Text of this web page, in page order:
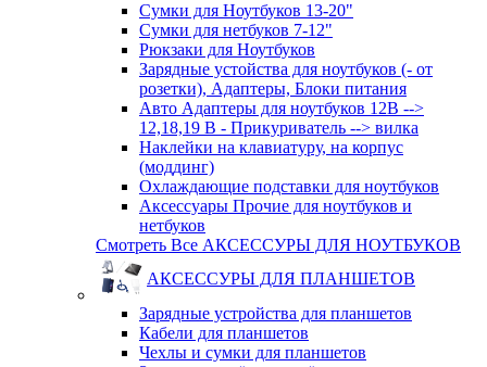
Сумки для Ноутбуков 13-20"
Сумки для нетбуков 7-12"
Рюкзаки для Ноутбуков
Зарядные устойства для ноутбуков (- от
розетки), Адаптеры, Блоки питания
Авто Адаптеры для ноутбуков 12В -->
12,18,19 В - Прикуриватель --> вилка
Наклейки на клавиатуру, на корпус
(моддинг)
Охлаждающие подставки для ноутбуков
Аксессуары Прочие для ноутбуков и
нетбуков
Смотреть Все АКСЕССУРЫ ДЛЯ НОУТБУКОВ
АКСЕССУРЫ ДЛЯ ПЛАНШЕТОВ
Зарядные устройства для планшетов
Кабели для планшетов
Чехлы и сумки для планшетов